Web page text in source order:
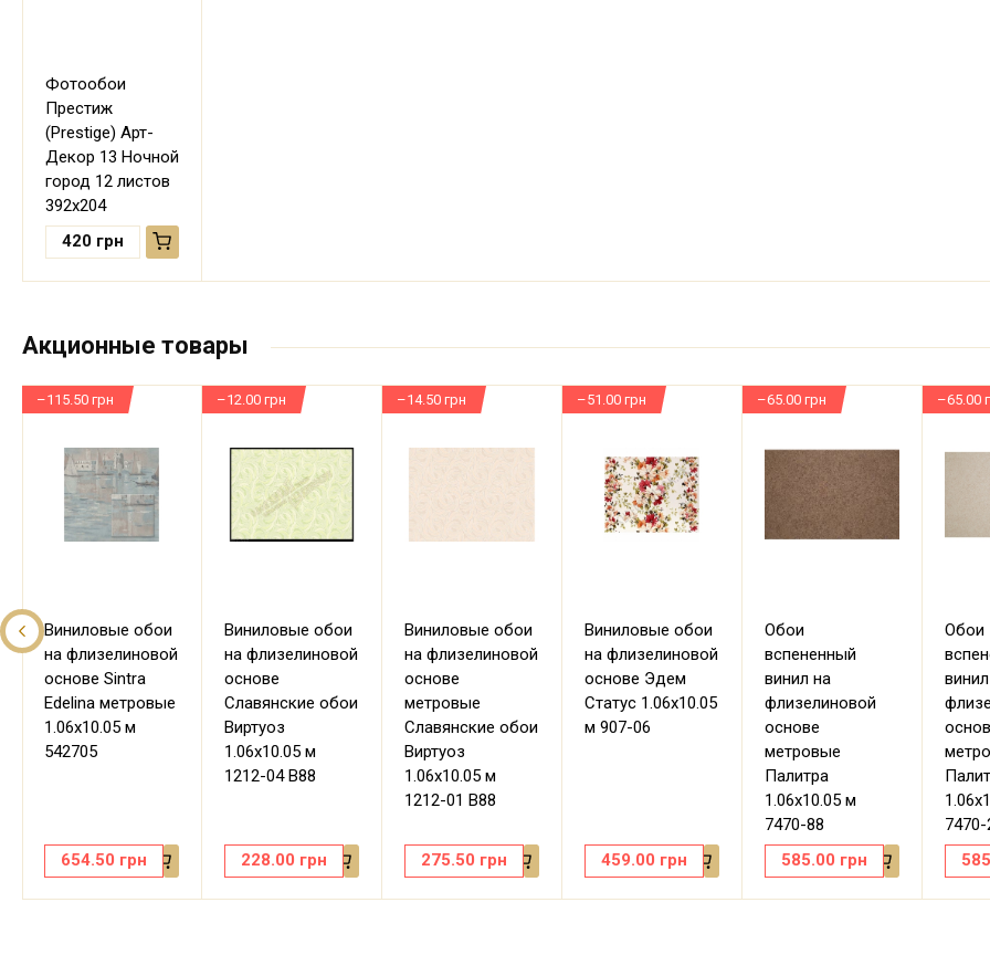
Фотообои
Престиж
(Prestige) Арт-
Декор 13 Ночной
город 12 листов
392х204
420 грн
Акционные товары
Виниловые обои
на флизелиновой
основе Sintra
Edelina метровые
1.06х10.05 м
542705
654.50 грн
–115.50 грн
Виниловые обои
на флизелиновой
основе
Славянские обои
Виртуоз
1.06х10.05 м
1212-04 В88
228.00 грн
–12.00 грн
Виниловые обои
на флизелиновой
основе
метровые
Славянские обои
Виртуоз
1.06х10.05 м
1212-01 В88
275.50 грн
–14.50 грн
Виниловые обои
на флизелиновой
основе Эдем
Статус 1.06х10.05
м 907-06
459.00 грн
–51.00 грн
Обои
вспененный
винил на
флизелиновой
основе
метровые
Палитра
1.06х10.05 м
7470-88
585.00 грн
–65.00 грн
Обои
7470-
–65.00